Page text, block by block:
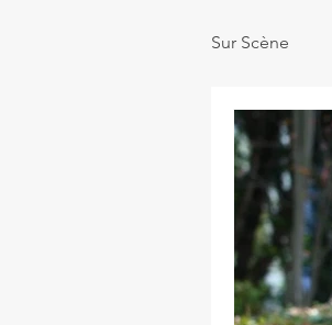
Sur Scène
Portraits